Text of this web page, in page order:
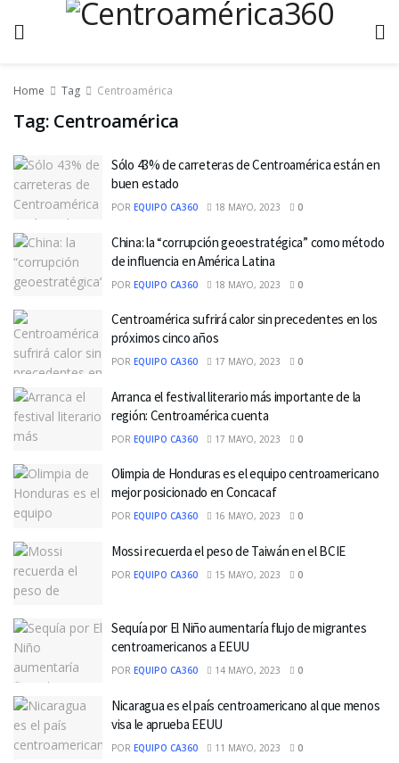
Home Tag Centroamérica
Tag: Centroamérica
Sólo 43% de carreteras de Centroamérica están en
buen estado
POR EQUIPO CA360 18 MAYO, 2023 0
China: la “corrupción geoestratégica” como método
de influencia en América Latina
POR EQUIPO CA360 18 MAYO, 2023 0
Centroamérica sufrirá calor sin precedentes en los
próximos cinco años
POR EQUIPO CA360 17 MAYO, 2023 0
Arranca el festival literario más importante de la
región: Centroamérica cuenta
POR EQUIPO CA360 17 MAYO, 2023 0
Olimpia de Honduras es el equipo centroamericano
mejor posicionado en Concacaf
POR EQUIPO CA360 16 MAYO, 2023 0
Mossi recuerda el peso de Taiwán en el BCIE
POR EQUIPO CA360 15 MAYO, 2023 0
Sequía por El Niño aumentaría flujo de migrantes
centroamericanos a EEUU
POR EQUIPO CA360 14 MAYO, 2023 0
Nicaragua es el país centroamericano al que menos
visa le aprueba EEUU
POR EQUIPO CA360 11 MAYO, 2023 0